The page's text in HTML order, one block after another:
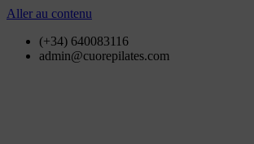
Aller au contenu
(+34) 640083116
admin@cuorepilates.com